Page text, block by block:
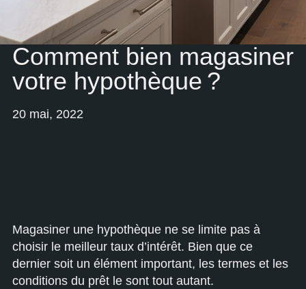
Comment bien magasiner
votre hypothèque ?
20 mai, 2022
Magasiner une hypothèque ne se limite pas à
choisir le meilleur taux d’intérêt. Bien que ce
dernier soit un élément important, les termes et les
conditions du prêt le sont tout autant.